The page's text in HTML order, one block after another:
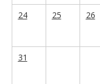
24 25 26
31